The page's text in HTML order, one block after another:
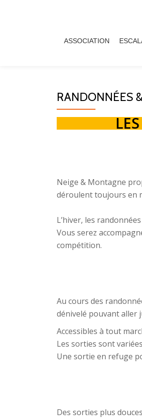
ASSOCIATION
RANDONNÉES
Neige & Montagne
déroulent toujours en
L’hiver, les
Vous serez
compétition.
Au cours des
dénivelé pouvant aller
Accessibles à tout
Les sorties sont
Une sortie en refuge
Des sorties plus